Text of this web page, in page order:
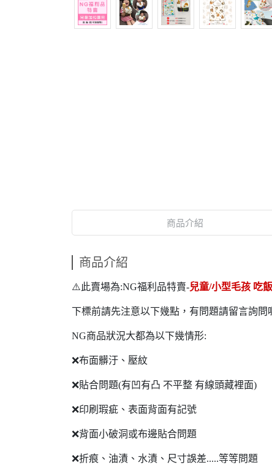
商品介紹
商品介紹
⚠️此賣場為:NG福利品特賣-兒童/小型毛孩 吃
下標前請先注意以下幾點，有問題請留言詢問
NG商品狀況大都為以下幾情形:
❌布面髒汙、壓紋
❌貼合問題(有凹有凸 不平整 有線頭藏裡面)
❌印刷瑕疵、表面背面有記號
❌背面小破洞或布邊貼合問題
❌折痕、油漬、水漬、尺寸誤差.....等等問題